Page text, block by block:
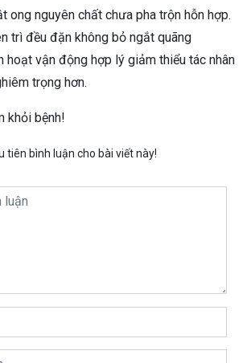
ong nguyên chất chưa pha trộn hỗn hợp.
trì đều đặn không bỏ ngắt quãng
hoạt vận động hợp lý giảm thiểu tác nhân
trọng hơn.
khỏi bệnh!
tiên bình luận cho bài viết này!